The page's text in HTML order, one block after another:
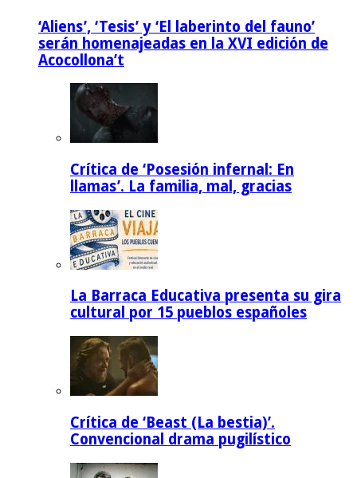
‘Aliens’, ‘Tesis’ y ‘El laberinto del fauno’
serán homenajeadas en la XVI edición de
Acocollona’t
Crítica de ‘Posesión infernal: En
llamas’. La familia, mal, gracias
La Barraca Educativa presenta su gira
cultural por 15 pueblos españoles
Crítica de ‘Beast (La bestia)’.
Convencional drama pugilístico